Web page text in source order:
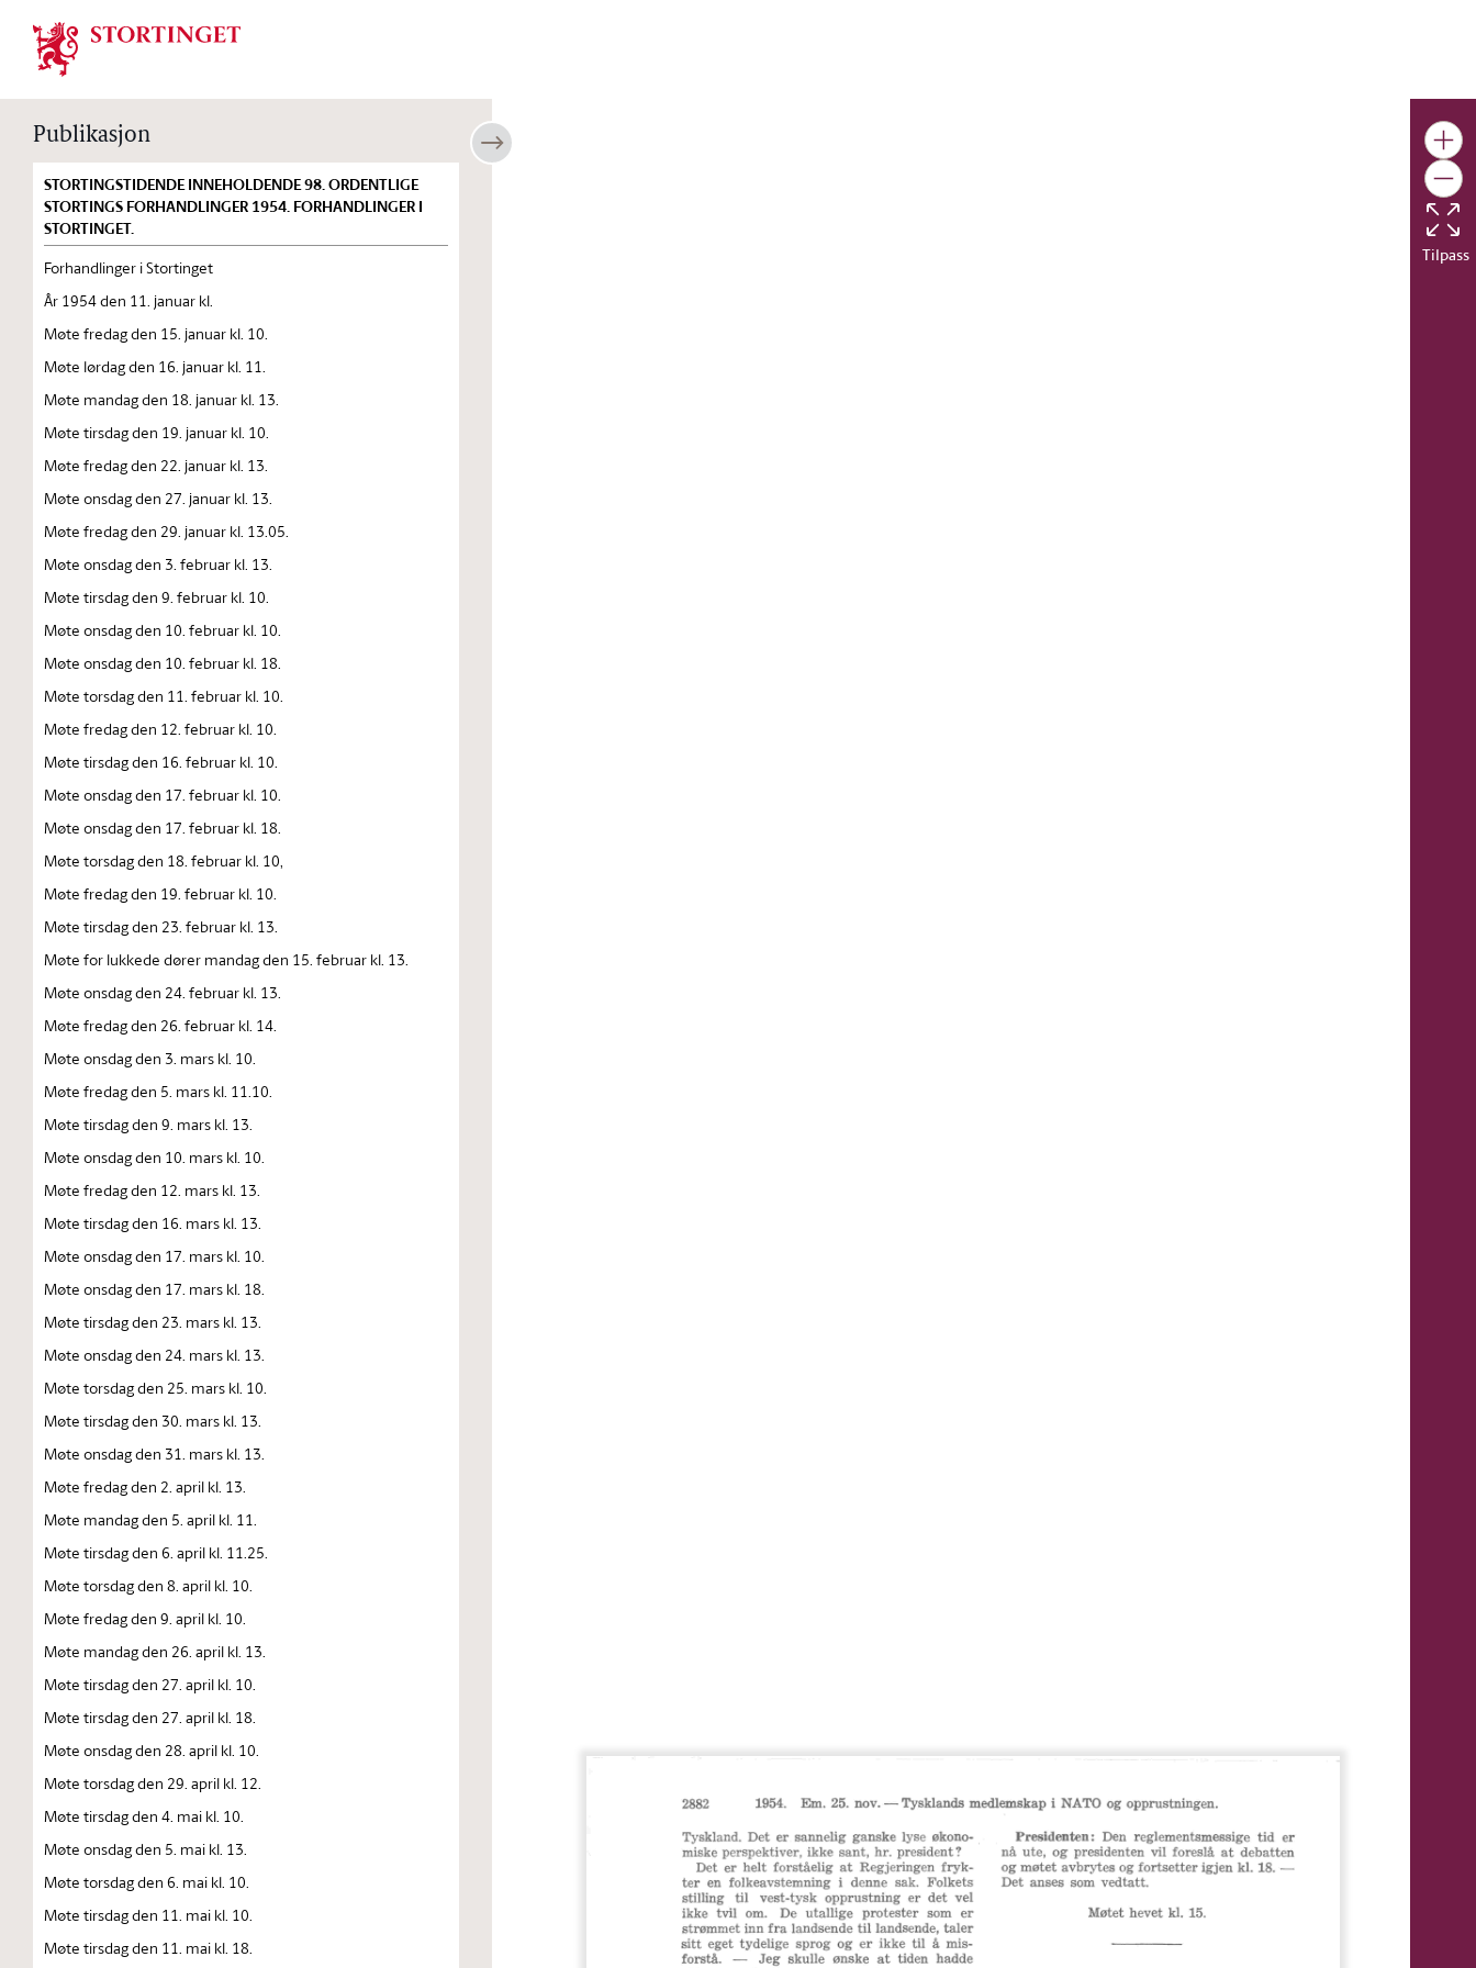
Stortinget.no
Publikasjon
STORTINGSTIDENDE INNEHOLDENDE 98. ORDENTLIGE
STORTINGS FORHANDLINGER 1954. FORHANDLINGER I
STORTINGET.
Forhandlinger i Stortinget
År 1954 den 11. januar kl.
Møte fredag den 15. januar kl. 10.
Møte lørdag den 16. januar kl. 11.
Møte mandag den 18. januar kl. 13.
Møte tirsdag den 19. januar kl. 10.
Møte fredag den 22. januar kl. 13.
Møte onsdag den 27. januar kl. 13.
Møte fredag den 29. januar kl. 13.05.
Møte onsdag den 3. februar kl. 13.
Møte tirsdag den 9. februar kl. 10.
Møte onsdag den 10. februar kl. 10.
Møte onsdag den 10. februar kl. 18.
Møte torsdag den 11. februar kl. 10.
Møte fredag den 12. februar kl. 10.
Møte tirsdag den 16. februar kl. 10.
Møte onsdag den 17. februar kl. 10.
Møte onsdag den 17. februar kl. 18.
Møte torsdag den 18. februar kl. 10,
Møte fredag den 19. februar kl. 10.
Møte tirsdag den 23. februar kl. 13.
Møte for lukkede dører mandag den 15. februar kl. 13.
Møte onsdag den 24. februar kl. 13.
Møte fredag den 26. februar kl. 14.
Møte onsdag den 3. mars kl. 10.
Møte fredag den 5. mars kl. 11.10.
Møte tirsdag den 9. mars kl. 13.
Møte onsdag den 10. mars kl. 10.
Møte fredag den 12. mars kl. 13.
Møte tirsdag den 16. mars kl. 13.
Møte onsdag den 17. mars kl. 10.
Møte onsdag den 17. mars kl. 18.
Møte tirsdag den 23. mars kl. 13.
Møte onsdag den 24. mars kl. 13.
Møte torsdag den 25. mars kl. 10.
Møte tirsdag den 30. mars kl. 13.
Møte onsdag den 31. mars kl. 13.
Møte fredag den 2. april kl. 13.
Møte mandag den 5. april kl. 11.
Møte tirsdag den 6. april kl. 11.25.
Møte torsdag den 8. april kl. 10.
Møte fredag den 9. april kl. 10.
Møte mandag den 26. april kl. 13.
Møte tirsdag den 27. april kl. 10.
Møte tirsdag den 27. april kl. 18.
Møte onsdag den 28. april kl. 10.
Møte torsdag den 29. april kl. 12.
Møte tirsdag den 4. mai kl. 10.
Møte onsdag den 5. mai kl. 13.
Møte torsdag den 6. mai kl. 10.
Møte tirsdag den 11. mai kl. 10.
Møte tirsdag den 11. mai kl. 18.